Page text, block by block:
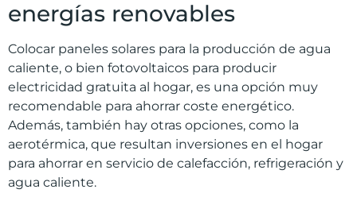
energías renovables
Colocar paneles solares para la producción de agua
caliente, o bien fotovoltaicos para producir
electricidad gratuita al hogar, es una opción muy
recomendable para ahorrar coste energético.
Además, también hay otras opciones, como la
aerotérmica, que resultan inversiones en el hogar
para ahorrar en servicio de calefacción, refrigeración y
agua caliente.